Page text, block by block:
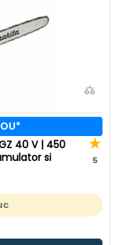
40 V | 450
si
5